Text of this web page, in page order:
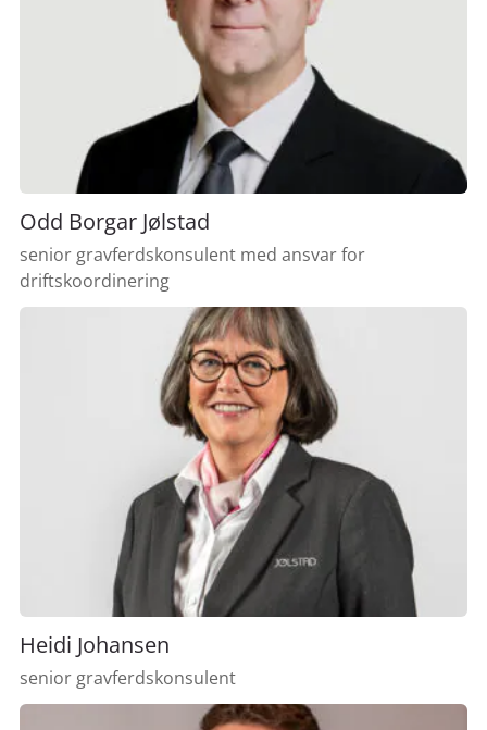
Odd Borgar Jølstad
senior gravferdskonsulent med ansvar for
driftskoordinering
Heidi Johansen
senior gravferdskonsulent